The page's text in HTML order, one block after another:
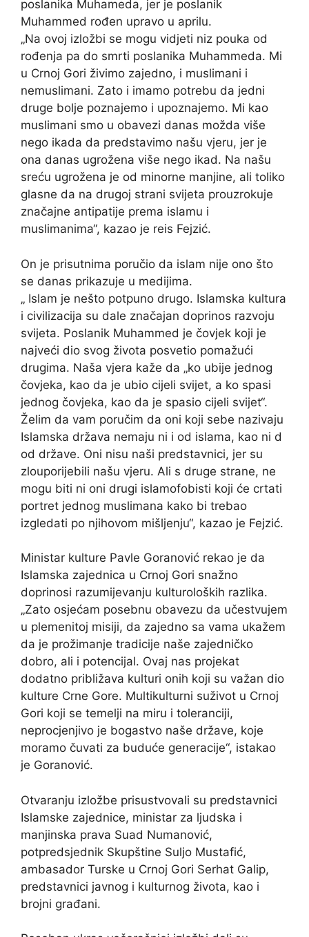
poslanika Muhameda, jer je poslanik
Muhammed rođen upravo u aprilu.
„Na ovoj izložbi se mogu vidjeti niz pouka od
rođenja pa do smrti poslanika Muhammeda. Mi
u Crnoj Gori živimo zajedno, i muslimani i
nemuslimani. Zato i imamo potrebu da jedni
druge bolje poznajemo i upoznajemo. Mi kao
muslimani smo u obavezi danas možda više
nego ikada da predstavimo našu vjeru, jer je
ona danas ugrožena više nego ikad. Na našu
sreću ugrožena je od minorne manjine, ali toliko
glasne da na drugoj strani svijeta prouzrokuje
značajne antipatije prema islamu i
muslimanima“, kazao je reis Fejzić.
On je prisutnima poručio da islam nije ono što
se danas prikazuje u medijima.
„ Islam je nešto potpuno drugo. Islamska kultura
i civilizacija su dale značajan doprinos razvoju
svijeta. Poslanik Muhammed je čovjek koji je
najveći dio svog života posvetio pomažući
drugima. Naša vjera kaže da „ko ubije jednog
čovjeka, kao da je ubio cijeli svijet, a ko spasi
jednog čovjeka, kao da je spasio cijeli svijet“.
Želim da vam poručim da oni koji sebe nazivaju
Islamska država nemaju ni i od islama, kao ni d
od države. Oni nisu naši predstavnici, jer su
zlouporijebili našu vjeru. Ali s druge strane, ne
mogu biti ni oni drugi islamofobisti koji će crtati
portret jednog muslimana kako bi trebao
izgledati po njihovom mišljenju“, kazao je Fejzić.
Ministar kulture Pavle Goranović rekao je da
Islamska zajednica u Crnoj Gori snažno
doprinosi razumijevanju kulturoloških razlika.
„Zato osjećam posebnu obavezu da učestvujem
u plemenitoj misiji, da zajedno sa vama ukažem
da je prožimanje tradicije naše zajedničko
dobro, ali i potencijal. Ovaj nas projekat
dodatno približava kulturi onih koji su važan dio
kulture Crne Gore. Multikulturni suživot u Crnoj
Gori koji se temelji na miru i toleranciji,
neprocjenjivo je bogastvo naše države, koje
moramo čuvati za buduće generacije“, istakao
je Goranović.
Otvaranju izložbe prisustvovali su predstavnici
Islamske zajednice, ministar za ljudska i
manjinska prava Suad Numanović,
potpredsjednik Skupštine Suljo Mustafić,
ambasador Turske u Crnoj Gori Serhat Galip,
predstavnici javnog i kulturnog života, kao i
brojni građani.